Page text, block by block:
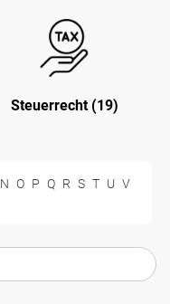
Steuerrecht (19)
N O P Q R S T U V